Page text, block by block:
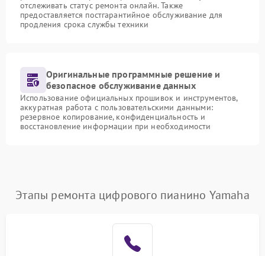
отслеживать статус ремонта онлайн. Также
предоставляется постгарантийное обслуживание для
продления срока службы техники
Оригинальные программные решение и
безопасное обслуживание данных
Использование официальных прошивок и инструментов,
аккуратная работа с пользовательскими данными:
резервное копирование, конфиденциальность и
восстановление информации при необходимости
Этапы ремонта цифрового пианино Yamaha